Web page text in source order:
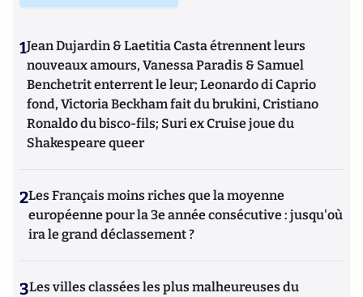
1Jean Dujardin & Laetitia Casta étrennent leurs
nouveaux amours, Vanessa Paradis & Samuel
Benchetrit enterrent le leur; Leonardo di Caprio
fond, Victoria Beckham fait du brukini, Cristiano
Ronaldo du bisco-fils; Suri ex Cruise joue du
Shakespeare queer
2Les Français moins riches que la moyenne
européenne pour la 3e année consécutive : jusqu'où
ira le grand déclassement ?
3Les villes classées les plus malheureuses du